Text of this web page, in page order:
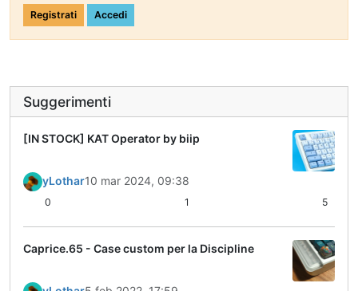
Registrati Accedi
Suggerimenti
[IN STOCK] KAT Operator by biip
yLothar10 mar 2024, 09:38
0 1 5
Caprice.65 - Case custom per la Discipline